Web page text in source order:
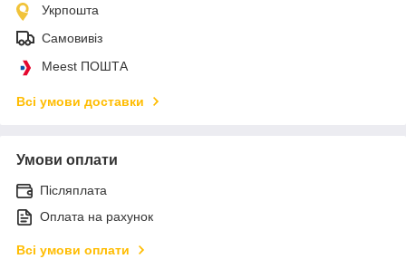
Укрпошта
Самовивіз
Meest ПОШТА
Всі умови доставки
Умови оплати
Післяплата
Оплата на рахунок
Всі умови оплати